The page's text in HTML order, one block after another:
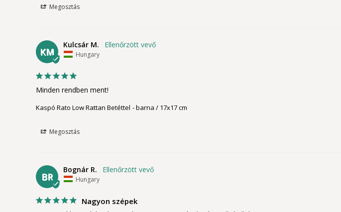
Megosztás
KM
Kulcsár M.
Hungary
Minden rendben ment!
Kaspó Rato Low Rattan Betéttel barna / 17x17 cm
Megosztás
BR
Bognár R.
Hungary
Nagyon szépek